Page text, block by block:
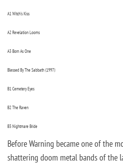
A1 Witch’s Kiss
A2 Revelation Looms
A3 Born As One
Blessed By The Sabbath (1997)
B1 Cemetery Eyes
B2 The Raven
B3 Nightmare Bride
Before Warning became one of the
shattering doom metal bands of the